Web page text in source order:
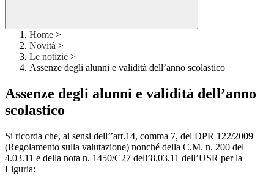
Home >
Novità >
Le notizie >
Assenze degli alunni e validità dell’anno scolastico
Assenze degli alunni e validità dell’anno
scolastico
Si ricorda che, ai sensi dell’’art.14, comma 7, del DPR 122/2009
(Regolamento sulla valutazione) nonché della C.M. n. 200 del
4.03.11 e della nota n. 1450/C27 dell’8.03.11 dell’USR per la
Liguria: